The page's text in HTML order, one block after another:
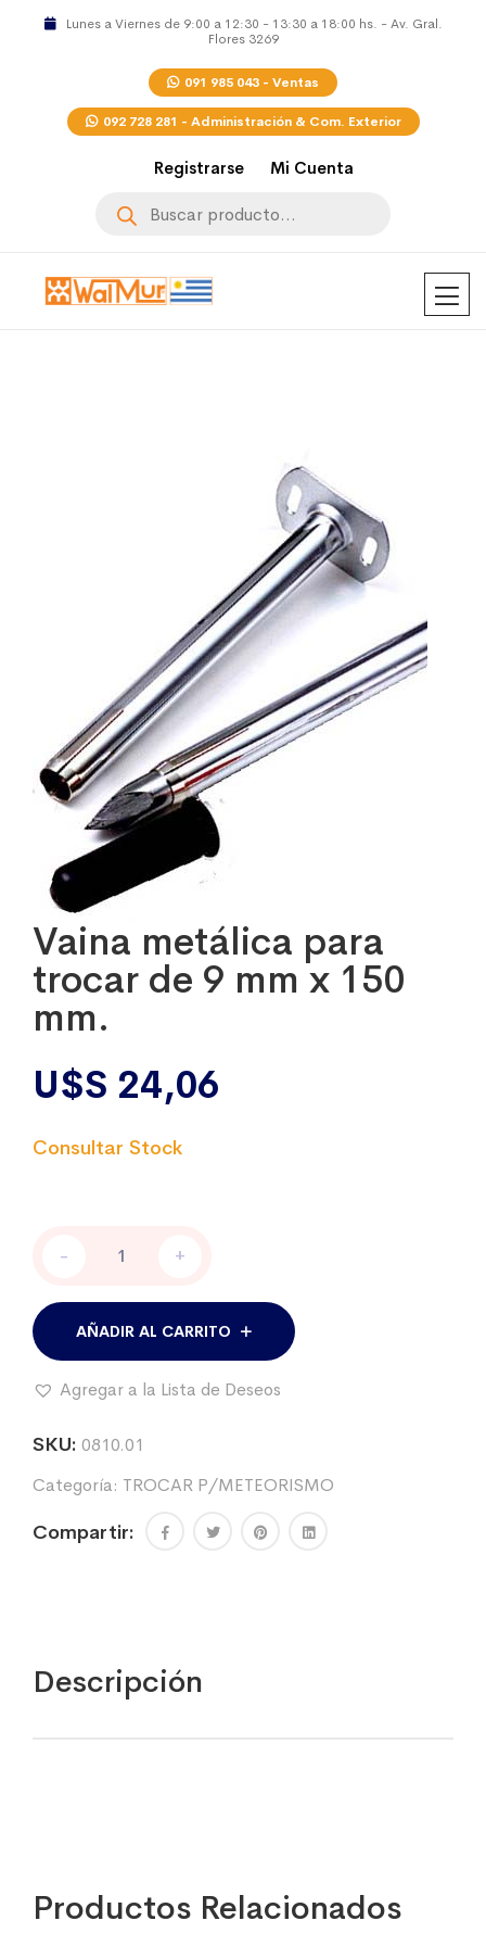
Lunes a Viernes de 9:00 a 12:30 - 13:30 a 18:00 hs. - Av. Gral.
Flores 3269
091 985 043 - Ventas
092 728 281 - Administración & Com. Exterior
Registrarse Mi Cuenta
Vaina metálica para
trocar de 9 mm x 150
mm.
U$S 24,06
metálica
trocar
de
9
x
mm.
- +
AÑADIR AL CARRITO
Agregar a la Lista de Deseos
SKU: 0810.01
Categoría: TROCAR P/METEORISMO
Compartir:
Descripción
Productos Relacionados